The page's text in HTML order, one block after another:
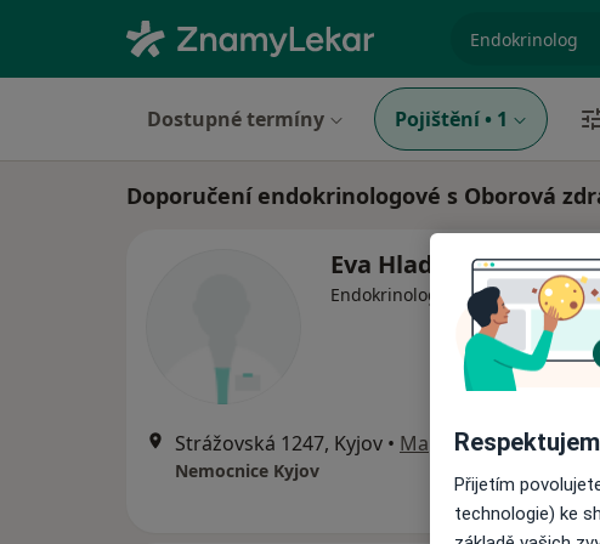
Dostupné termíny Pojištění • 1
Doporučení endokrinologové s Oborová
Eva Hlaďáková
Endokrinolog, Pediatr
Strážovská 1247, Kyjov • Mapa
Nemocnice Kyjov
Přijetím
technologie) ke